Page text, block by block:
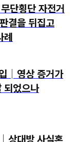
단횡단 자전거
결을 뒤집고
례
│영상 증거가
되었으나
대방 사실혼